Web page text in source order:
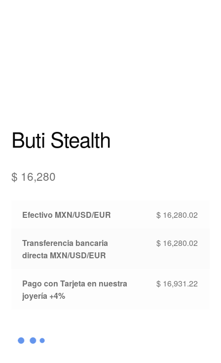
Buti Stealth
$ 16,280
Efectivo MXN/USD/EUR $ 16,280.02
Transferencia bancaria
directa MXN/USD/EUR
$ 16,280.02
Pago con Tarjeta en nuestra
joyería +4%
$ 16,931.22